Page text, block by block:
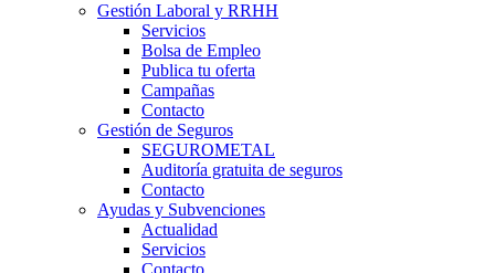
Gestión Laboral y RRHH
Servicios
Bolsa de Empleo
Publica tu oferta
Campañas
Contacto
Gestión de Seguros
SEGUROMETAL
Auditoría gratuita de seguros
Contacto
Ayudas y Subvenciones
Actualidad
Servicios
Contacto